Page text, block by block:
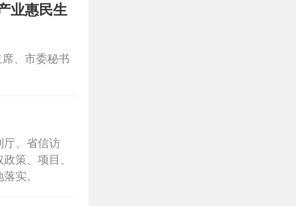
业惠民生
、市委秘书
厅、省信访
策、项目、
实。